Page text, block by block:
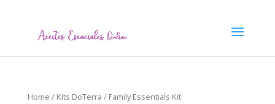
Home / Kits DoTerra / Family Essentials Kit